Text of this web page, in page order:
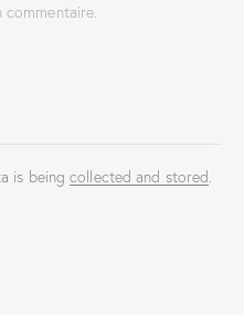
is beingcollected and stored.